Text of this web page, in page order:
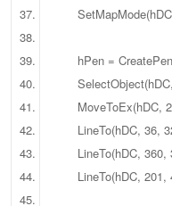
hPen =
MoveToEx(hDC,
LineTo(hDC,
LineTo(hDC,
LineTo(hDC,